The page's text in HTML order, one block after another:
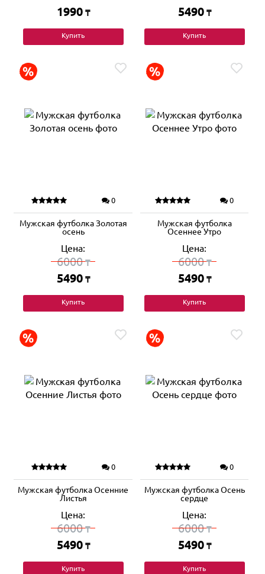
1990 ₸
Купить
5490 ₸
Купить
0
Мужская футболка Золотая
осень
Цена:
6000₸
5490 ₸
Купить
0
Мужская футболка
Осеннее Утро
Цена:
6000₸
5490 ₸
Купить
0
Мужская футболка Осенние
Листья
Цена:
6000₸
5490 ₸
Купить
0
Мужская футболка Осень
сердце
Цена:
6000₸
5490 ₸
Купить